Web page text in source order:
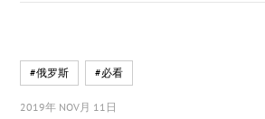
#俄罗斯 #必看
2019年 NOV月 11日